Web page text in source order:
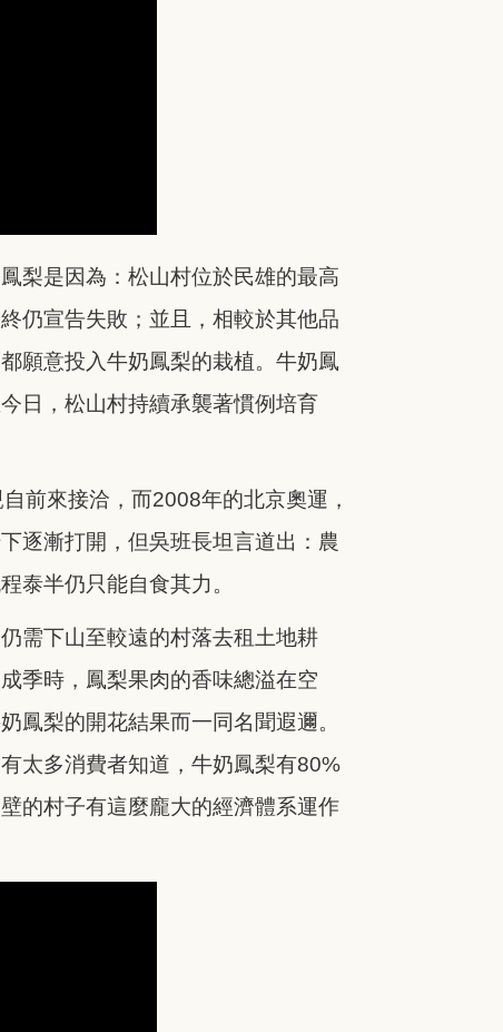
梨是因為：松山村位於民雄的最高
仍宣告失敗；並且，相較於其他品
願意投入牛奶鳳梨的栽植。牛奶鳳
日，松山村持續承襲著慣例培育
前來接洽，而2008年的北京奧運，
逐漸打開，但吳班長坦言道出：農
泰半仍只能自食其力。
需下山至較遠的村落去租土地耕
季時，鳳梨果肉的香味總溢在空
鳳梨的開花結果而一同名聞遐邇。
太多消費者知道，牛奶鳳梨有80%
的村子有這麼龐大的經濟體系運作